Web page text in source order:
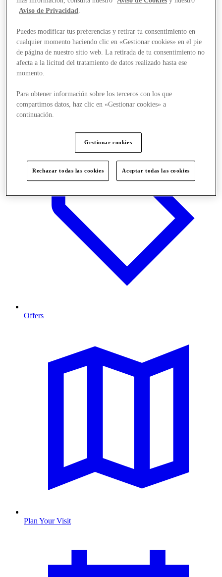
Stores
Offers
Plan Your Visit
Aviso de Privacidad
Puedes modificar tus preferencias y retirar tu consentimiento en
cualquier momento haciendo clic en «Gestionar cookies» en el pie
de página de nuestro sitio web. La retirada de tu consentimiento no
afecta a la licitud del tratamiento de datos realizado hasta ese
momento.
Para obtener información sobre los terceros con los que
compartimos datos, haz clic en «Gestionar cookies» a
continuación.
Gestionar cookies
Rechazar todas las cookies Aceptar todas las cookies